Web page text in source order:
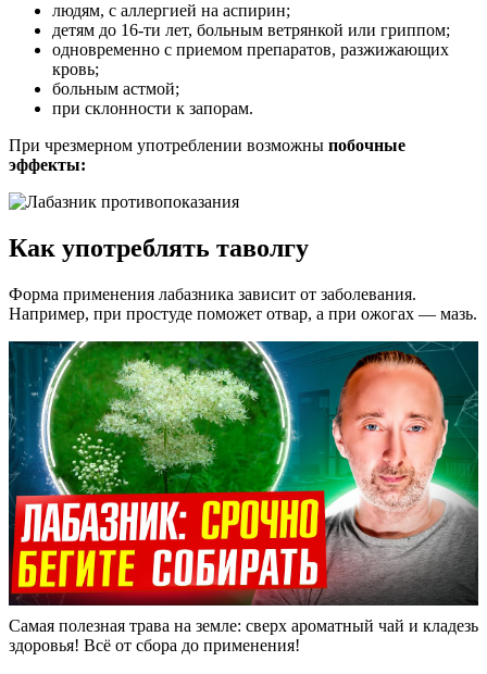
людям, с аллергией на аспирин;
детям до 16-ти лет, больным ветрянкой или гриппом;
одновременно с приемом препаратов, разжижающих
кровь;
больным астмой;
при склонности к запорам.
При чрезмерном употреблении возможны побочные
эффекты:
Как употреблять таволгу
Форма применения лабазника зависит от заболевания.
Например, при простуде поможет отвар, а при ожогах — мазь.
Самая полезная трава на земле: сверх ароматный чай и кладезь
здоровья! Всё от сбора до применения!